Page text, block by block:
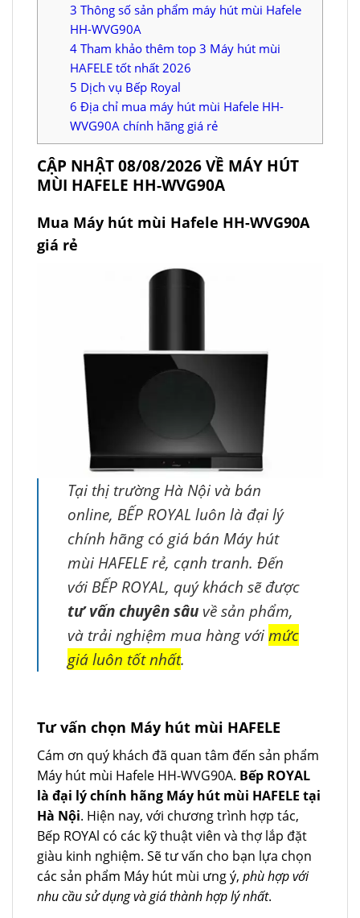
3 Thông số sản phẩm máy hút mùi Hafele
HH-WVG90A
4 Tham khảo thêm top 3 Máy hút mùi
HAFELE tốt nhất 2026
5 Dịch vụ Bếp Royal
6 Địa chỉ mua máy hút mùi Hafele HH-
WVG90A chính hãng giá rẻ
CẬP NHẬT 08/08/2026 VỀ MÁY HÚT
MÙI HAFELE HH-WVG90A
Mua Máy hút mùi Hafele HH-WVG90A
giá rẻ
Tại thị trường Hà Nội và bán
online, BẾP ROYAL luôn là đại lý
chính hãng có giá bán Máy hút
mùi HAFELE rẻ, cạnh tranh. Đến
với BẾP ROYAL, quý khách sẽ được
tư vấn chuyên sâu về sản phẩm,
và trải nghiệm mua hàng vớimức
giá luôn tốt nhất.
Tư vấn chọn Máy hút mùi HAFELE
Cám ơn quý khách đã quan tâm đến sản phẩm
Máy hút mùi Hafele HH-WVG90A. Bếp ROYAL
là đại lý chính hãng Máy hút mùi HAFELE tại
Hà Nội. Hiện nay, với chương trình hợp tác,
Bếp ROYAl có các kỹ thuật viên và thợ lắp đặt
giàu kinh nghiệm. Sẽ tư vấn cho bạn lựa chọn
các sản phẩm Máy hút mùi ưng ý, phù hợp với
nhu cầu sử dụng và giá thành hợp lý nhất.